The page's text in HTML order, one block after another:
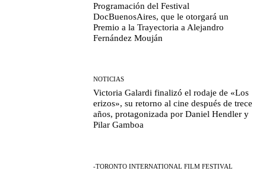
Programación del Festival
DocBuenosAires, que le otorgará un
Premio a la Trayectoria a Alejandro
Fernández Mouján
NOTICIAS
Victoria Galardi finalizó el rodaje de «Los
erizos», su retorno al cine después de trece
años, protagonizada por Daniel Hendler y
Pilar Gamboa
-TORONTO INTERNATIONAL FILM FESTIVAL